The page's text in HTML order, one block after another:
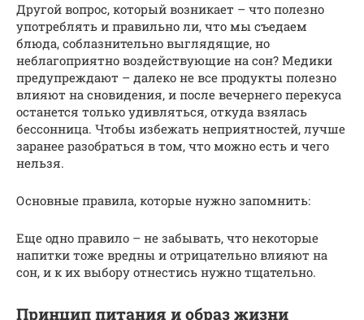
Другой вопрос, который возникает – что полезно
употреблять и правильно ли, что мы съедаем
блюда, соблазнительно выглядящие, но
неблагоприятно воздействующие на сон? Медики
предупреждают – далеко не все продукты полезно
влияют на сновидения, и после вечернего перекуса
останется только удивляться, откуда взялась
бессонница. Чтобы избежать неприятностей, лучше
заранее разобраться в том, что можно есть и чего
нельзя.
Основные правила, которые нужно запомнить:
Еще одно правило – не забывать, что некоторые
напитки тоже вредны и отрицательно влияют на
сон, и к их выбору отнестись нужно тщательно.
Принцип питания и образ жизни